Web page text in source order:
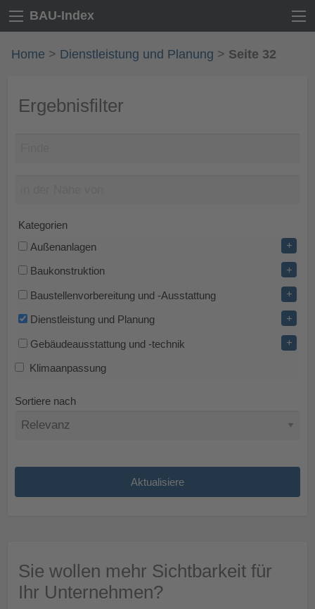
BAU-Index
Home > Dienstleistung und Planung > Seite 32
Ergebnisfilter
Kategorien
Außenanlagen
+
Baukonstruktion +
Baustellenvorbereitung und -Ausstattung +
Dienstleistung und Planung +
Gebäudeausstattung und -technik +
Klimaanpassung
Sortiere nach
Sie wollen mehr Sichtbarkeit für
Ihr Unternehmen?